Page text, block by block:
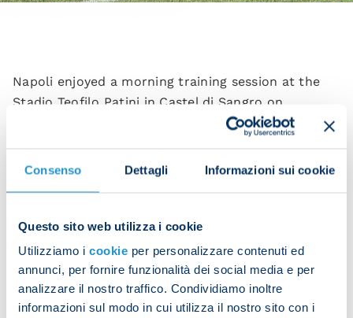
Consenso Dettagli Informazioni sui cookie
Questo sito web utilizza i cookie
Utilizziamo i cookie per personalizzare contenuti ed
annunci, per fornire funzionalità dei social media e per
analizzare il nostro traffico. Condividiamo inoltre
informazioni sul modo in cui utilizza il nostro sito con i
Napoli enjoyed a morning training session at the
Stadio Teofilo Patini in Castel di Sangro on
Wednesday morning ahead of their friendly against
C. After an initial warm-up, they worked on
technical and tactical drills, followed by pass-and-
shoot exercises.